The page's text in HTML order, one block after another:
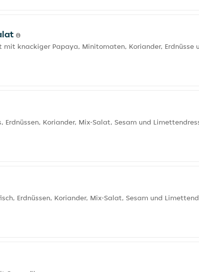
mit knackiger Papaya, Minitomaten, Koriander, Erdnüsse
Erdnüssen, Koriander, Mix-Salat, Sesam und
Erdnüssen, Koriander, Mix-Salat, Sesam und